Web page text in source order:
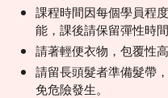
課程時間因每個學員程
能，課後請保留彈性時
請著輕便衣物，包覆性高
請留長頭髮者準備髮帶
免危險發生。